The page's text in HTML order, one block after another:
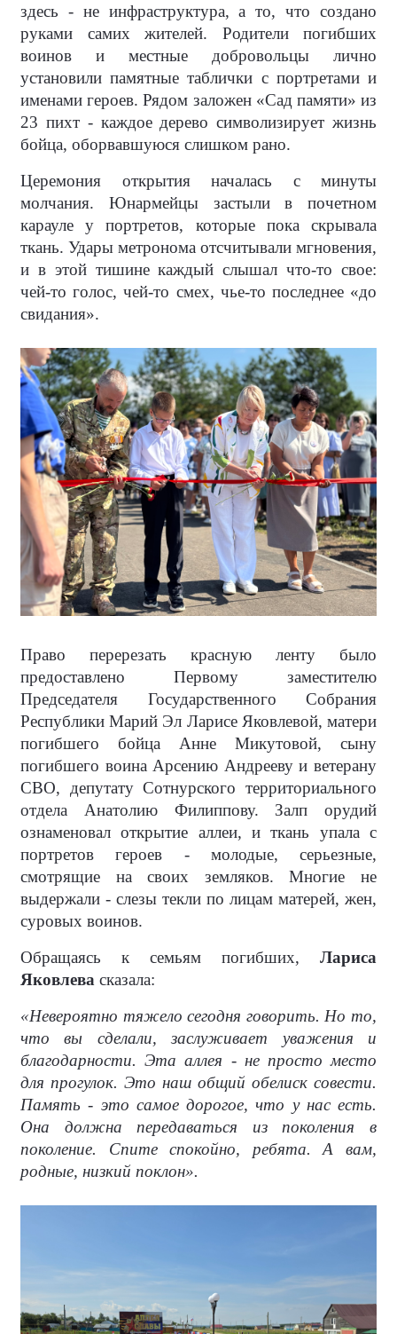
здесь - не инфраструктура, а то, что создано
руками самих жителей. Родители погибших
воинов и местные добровольцы лично
установили памятные таблички с портретами и
именами героев. Рядом заложен «Сад памяти» из
23 пихт - каждое дерево символизирует жизнь
бойца, оборвавшуюся слишком рано.
Церемония открытия началась с минуты
молчания. Юнармейцы застыли в почетном
карауле у портретов, которые пока скрывала
ткань. Удары метронома отсчитывали мгновения,
и в этой тишине каждый слышал что-то свое:
чей-то голос, чей-то смех, чье-то последнее «до
свидания».
Право перерезать красную ленту было
предоставлено Первому заместителю
Председателя Государственного Собрания
Республики Марий Эл Ларисе Яковлевой, матери
погибшего бойца Анне Микутовой, сыну
погибшего воина Арсению Андрееву и ветерану
СВО, депутату Сотнурского территориального
отдела Анатолию Филиппову. Залп орудий
ознаменовал открытие аллеи, и ткань упала с
портретов героев - молодые, серьезные,
смотрящие на своих земляков. Многие не
выдержали - слезы текли по лицам матерей, жен,
суровых воинов.
Обращаясь к семьям погибших, Лариса
Яковлева сказала:
«Невероятно тяжело сегодня говорить. Но то,
что вы сделали, заслуживает уважения и
благодарности. Эта аллея - не просто место
для прогулок. Это наш общий обелиск совести.
Память - это самое дорогое, что у нас есть.
Она должна передаваться из поколения в
поколение. Спите спокойно, ребята. А вам,
родные, низкий поклон».